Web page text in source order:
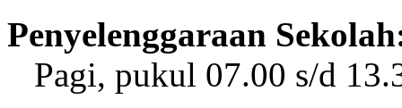
Penyelenggaraan
Pagi, pukul 07.00 s/d